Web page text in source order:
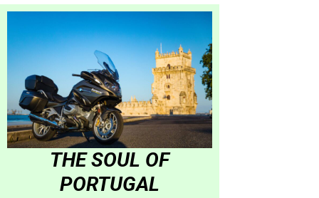
THE SOUL OF
PORTUGAL